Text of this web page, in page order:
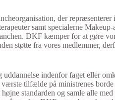
der repræsenterer
samt specialerne
DKF kæmper for at gøre
støtte fra vores medlemmer,
indenfor faget eller
tilfælde på ministrenes
standarden og samle alle